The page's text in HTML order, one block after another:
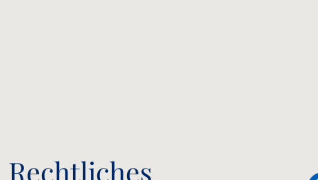
Rechtliches